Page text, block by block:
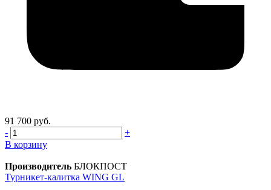
91 700 руб.
-
+
В корзину
Производитель БЛОКПОСТ
Турникет-калитка WING GL